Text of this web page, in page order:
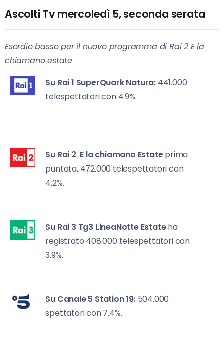
Ascolti Tv mercoledì 5, seconda serata
Esordio basso per il nuovo programma di Rai 2 E la
chiamano estate
Su Rai 1 SuperQuark Natura:441.000
telespettatori con 4.9%.
Su Rai 2 E la chiamano Estateprima
puntata, 472.000 telespettatori con
4.2%.
Su Rai 3 Tg3 LineaNotte Estateha
registrato 408.000 telespettatori con
3.9%.
Su Canale 5 Station 19: 504.000
spettatori con 7.4%.